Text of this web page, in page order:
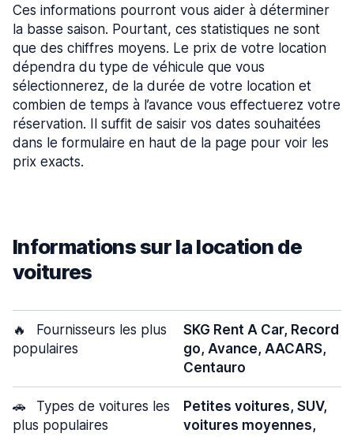
Ces informations pourront vous aider à déterminer
la basse saison. Pourtant, ces statistiques ne sont
que des chiffres moyens. Le prix de votre location
dépendra du type de véhicule que vous
sélectionnerez, de la durée de votre location et
combien de temps à l’avance vous effectuerez votre
réservation. Il suffit de saisir vos dates souhaitées
dans le formulaire en haut de la page pour voir les
prix exacts.
Informations sur la location de
voitures
🔥
Fournisseurs les plus
populaires
SKG Rent A Car, Record
go, Avance, AACARS,
Centauro
🚗
Types de voitures les
plus populaires
Petites voitures, SUV,
voitures moyennes,